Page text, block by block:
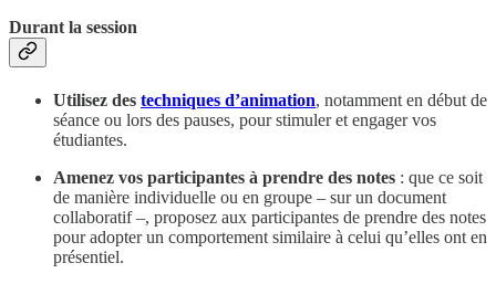
Durant la session
Utilisez des techniques d’animation, notamment en début de
séance ou lors des pauses, pour stimuler et engager vos
étudiantes.
Amenez vos participantes à prendre des notes : que ce soit
de manière individuelle ou en groupe – sur un document
collaboratif –, proposez aux participantes de prendre des notes
pour adopter un comportement similaire à celui qu’elles ont en
présentiel.